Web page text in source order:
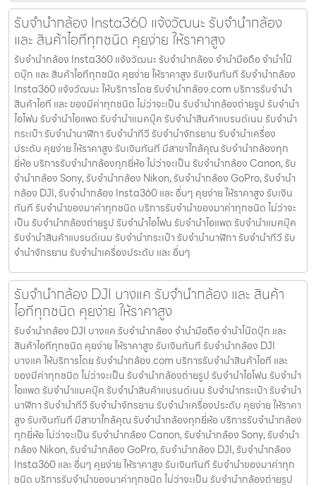
รับจำนำกล้อง Insta360 แจ้งวัฒนะ รับจํานํากล้อง
และ สินค้าไอทีทุกชนิด คุยง่าย ให้ราคาสูง
รับจำนำกล้อง Insta360 แจ้งวัฒนะ รับจํานํากล้อง จำนำมือถือ จำนำโน๊
ตบุ๊ก และ สินค้าไอทีทุกชนิด คุยง่าย ให้ราคาสูง รับเงินทันที รับจำนำกล้อง
Insta360 แจ้งวัฒนะ ให้บริการโดย รับจํานํากล้อง.com บริการรับจํานํา
สินค้าไอที และ ของมีค่าทุกชนิด ไม่ว่าจะเป็น รับจํานํากล้องถ่ายรูป รับจํานํา
ไอโฟน รับจํานําไอแพด รับจํานําแมคบุ๊ค รับจํานําสินค้าแบรนด์เนม รับจํานํา
กระเป๋า รับจํานํานาฬิกา รับจํานําทีวี รับจํานําจักรยาน รับจํานําเครื่อง
ประดับ คุยง่าย ให้ราคาสูง รับเงินทันที มีสาขาใกล้คุณ รับจำนำกล้องทุก
ยี่ห้อ บริการรับจำนำกล้องทุกยี่ห้อ ไม่ว่าจะเป็น รับจำนำกล้อง Canon, รับ
จำนำกล้อง Sony, รับจำนำกล้อง Nikon, รับจำนำกล้อง GoPro, รับจำนำ
กล้อง DJI, รับจำนำกล้อง Insta360 และ อื่นๆ คุยง่าย ให้ราคาสูง รับเงิน
ทันที รับจำนำของมาค่าทุกชนิด บริการรับจำนำของมาค่าทุกชนิด ไม่ว่าจะ
เป็น รับจํานํากล้องถ่ายรูป รับจํานําไอโฟน รับจํานําไอแพด รับจํานําแมคบุ๊ค
รับจํานําสินค้าแบรนด์เนม รับจํานํากระเป๋า รับจํานํานาฬิกา รับจํานําทีวี รับ
จํานําจักรยาน รับจํานําเครื่องประดับ และ อื่นๆ
รับจำนำกล้อง DJI บางแค รับจํานํากล้อง และ สินค้า
ไอทีทุกชนิด คุยง่าย ให้ราคาสูง
รับจำนำกล้อง DJI บางแค รับจํานํากล้อง จำนำมือถือ จำนำโน๊ตบุ๊ก และ
สินค้าไอทีทุกชนิด คุยง่าย ให้ราคาสูง รับเงินทันที รับจำนำกล้อง DJI
บางแค ให้บริการโดย รับจํานํากล้อง.com บริการรับจํานําสินค้าไอที และ
ของมีค่าทุกชนิด ไม่ว่าจะเป็น รับจํานํากล้องถ่ายรูป รับจํานําไอโฟน รับจํานํา
ไอแพด รับจํานําแมคบุ๊ค รับจํานําสินค้าแบรนด์เนม รับจํานํากระเป๋า รับจํานํา
นาฬิกา รับจํานําทีวี รับจํานําจักรยาน รับจํานําเครื่องประดับ คุยง่าย ให้ราคา
สูง รับเงินทันที มีสาขาใกล้คุณ รับจำนำกล้องทุกยี่ห้อ บริการรับจำนำกล้อง
ทุกยี่ห้อ ไม่ว่าจะเป็น รับจำนำกล้อง Canon, รับจำนำกล้อง Sony, รับจำนำ
กล้อง Nikon, รับจำนำกล้อง GoPro, รับจำนำกล้อง DJI, รับจำนำกล้อง
Insta360 และ อื่นๆ คุยง่าย ให้ราคาสูง รับเงินทันที รับจำนำของมาค่าทุก
ชนิด บริการรับจำนำของมาค่าทุกชนิด ไม่ว่าจะเป็น รับจํานํากล้องถ่ายรูป